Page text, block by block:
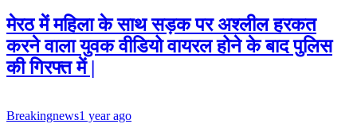
मेरठ में महिला के साथ सड़क पर अश्लील हरकत
करने वाला युवक वीडियो वायरल होने के बाद पुलिस
की गिरफ्त में |
Breakingnews1 year ago